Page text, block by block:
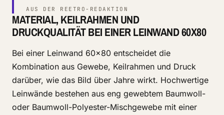
AUS DER REETRO-REDAKTION
MATERIAL, KEILRAHMEN UND
DRUCKQUALITÄT BEI EINER LEINWAND 60X80
Bei einer Leinwand 60x80 entscheidet die
Kombination aus Gewebe, Keilrahmen und Druck
darüber, wie das Bild über Jahre wirkt. Hochwertige
Leinwände bestehen aus eng gewebtem Baumwoll-
oder Baumwoll-Polyester-Mischgewebe mit einer